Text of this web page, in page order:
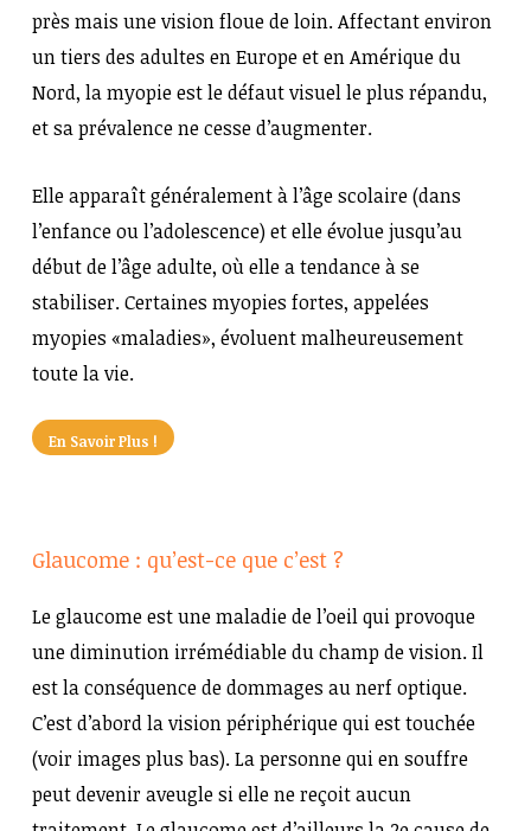
près mais une vision floue de loin. Affectant environ
un tiers des adultes en Europe et en Amérique du
Nord, la myopie est le défaut visuel le plus répandu,
et sa prévalence ne cesse d’augmenter.
Elle apparaît généralement à l’âge scolaire (dans
l’enfance ou l’adolescence) et elle évolue jusqu’au
début de l’âge adulte, où elle a tendance à se
stabiliser. Certaines myopies fortes, appelées
myopies «maladies», évoluent malheureusement
toute la vie.
En Savoir Plus !
Glaucome : qu’est-ce que c’est ?
Le glaucome est une maladie de l’oeil qui provoque
une diminution irrémédiable du champ de vision. Il
est la conséquence de dommages au nerf optique.
C’est d’abord la vision périphérique qui est touchée
(voir images plus bas). La personne qui en souffre
peut devenir aveugle si elle ne reçoit aucun